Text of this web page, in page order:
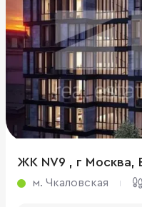
м. Чкаловская